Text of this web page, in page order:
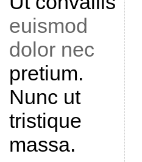
euismod
dolor nec
pretium.
Nunc ut
tristique
massa.